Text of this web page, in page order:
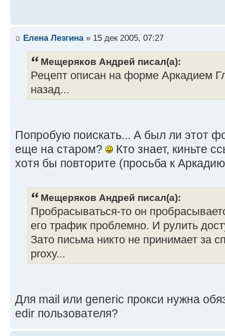
Елена Лезгина» 15 дек 2005, 07:27
Мещеряков Андрей писал(а):
Рецепт описан на форме Аркадием
назад...
Попробую поискать... А был ли этот
еще на старом?
Кто знает, киньте
хотя бы повторите (просьба к
Мещеряков Андрей писал(а):
Пробрасываться-то он
его трафик проблемно. И рулить
Зато письма никто не принимает за
proxy...
Для mail или generic прокси нужна
edir пользователя?